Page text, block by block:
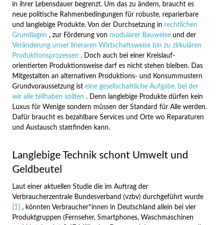
in ihrer Lebensdauer begrenzt. Um das zu ändern, braucht es
neue politische Rahmenbedingungen für robuste, reparierbare
und langlebige Produkte. Von der Durchsetzung in rechtlichen
Grundlagen , zur Förderung von modularer Bauweiseund der
Veränderung unser lineraren Wirtschaftsweise hin zu zirkulären
Produktionsprozessen . Doch auch bei einer Kreislauf-
orientierten Produktionsweise darf es nicht stehen bleiben. Das
Mitgestalten an alternativen Produktions- und Konsummustern
Grundvoraussetzung ist eine gesellschaftliche Aufgabe, bei der
wir alle teilhaben sollten . Denn langlebige Produkte dürfen kein
Luxus für Wenige sondern müssen der Standard für Alle werden.
Dafür braucht es bezahlbare Services und Orte wo Reparaturen
und Austausch stattfinden kann.
Langlebige Technik schont Umwelt und
Geldbeutel
Laut einer aktuellen Studie die im Auftrag der
Verbraucherzentrale Bundesverband (vzbv) durchgeführt wurde
[1]
, könnten Verbraucher*innen in Deutschland allein bei vier
Produktgruppen (Fernseher, Smartphones, Waschmaschinen